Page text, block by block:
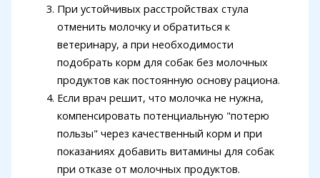
При устойчивых расстройствах стула
отменить молочку и обратиться к
ветеринару, а при необходимости
подобрать корм для собак без молочных
продуктов как постоянную основу рациона.
Если врач решит, что молочка не нужна,
компенсировать потенциальную "потерю
пользы" через качественный корм и при
показаниях добавить витамины для собак
при отказе от молочных продуктов.